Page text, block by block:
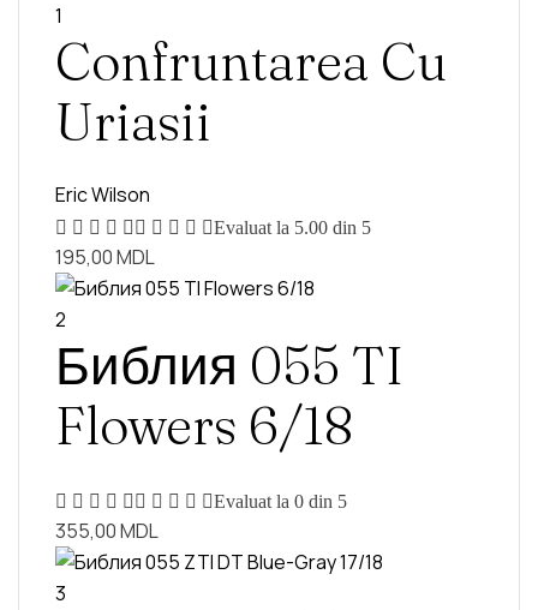
1
Confruntarea Cu
Uriasii
Eric Wilson
Evaluat la 5.00 din 5
195,00MDL
2
Библия 055 TI
Flowers 6/18
Evaluat la 0 din 5
355,00MDL
3